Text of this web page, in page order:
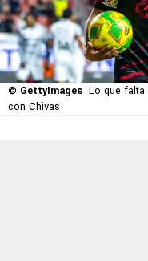
© GettyImages Lo que falta
con Chivas